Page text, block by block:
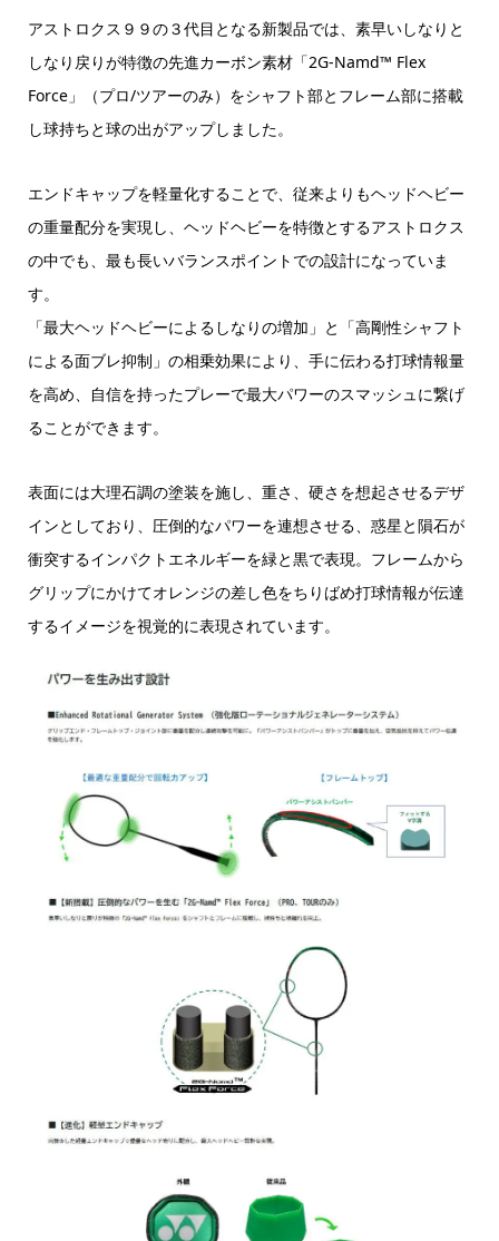
アストロクス９９の３代目となる新製品では、素早いしなりと
しなり戻りが特徴の先進カーボン素材「2G-Namd™ Flex
Force」（プロ/ツアーのみ）をシャフト部とフレーム部に搭載
し球持ちと球の出がアップしました。
エンドキャップを軽量化することで、従来よりもヘッドヘビー
の重量配分を実現し、ヘッドヘビーを特徴とするアストロクス
の中でも、最も長いバランスポイントでの設計になっていま
す。
「最大ヘッドヘビーによるしなりの増加」と「高剛性シャフト
による面ブレ抑制」の相乗効果により、手に伝わる打球情報量
を高め、自信を持ったプレーで最大パワーのスマッシュに繋げ
ることができます。
表面には大理石調の塗装を施し、重さ、硬さを想起させるデザ
インとしており、圧倒的なパワーを連想させる、惑星と隕石が
衝突するインパクトエネルギーを緑と黒で表現。フレームから
グリップにかけてオレンジの差し色をちりばめ打球情報が伝達
するイメージを視覚的に表現されています。